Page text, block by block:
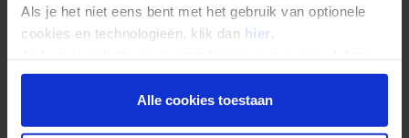
Als je het niet eens bent met het gebruik van optionele
cookies en technologieën, klik dan hier .
onder aan de pagina op elk gewenst moment voor de
toekomst wijzigen.Alle cookies toestaan
Single reizen
Gegarandeerde reizen